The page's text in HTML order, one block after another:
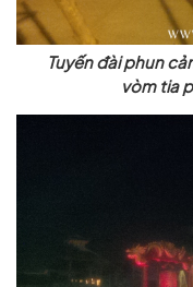
Tuyến đài phun
vòm tia